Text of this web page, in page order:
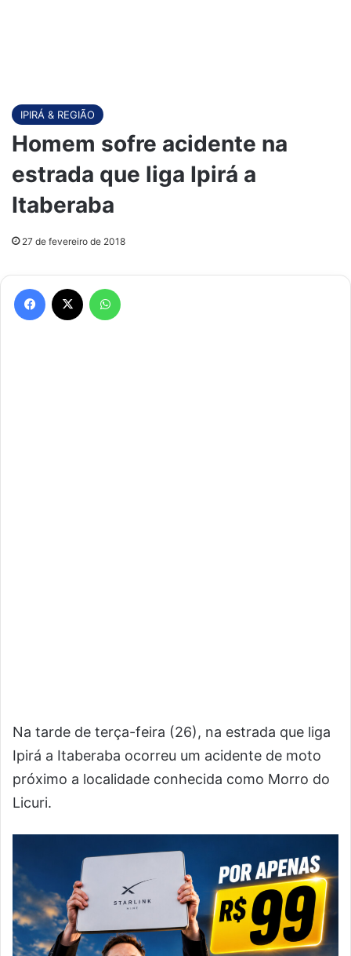
IPIRÁ & REGIÃO
Homem sofre acidente na
estrada que liga Ipirá a
Itaberaba
27 de fevereiro de 2018
Na tarde de terça-feira (26), na estrada que liga
Ipirá a Itaberaba ocorreu um acidente de moto
próximo a localidade conhecida como Morro do
Licuri.